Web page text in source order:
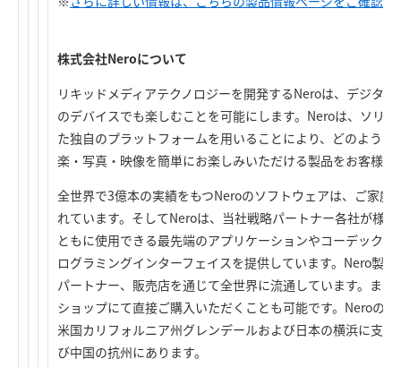
株式会社Neroについて
リキッドメディアテクノロジーを開発するNeroは、デジタ
のデバイスでも楽しむことを可能にします。Neroは、ソリ
た独自のプラットフォームを用いることにより、どのよう
楽・写真・映像を簡単にお楽しみいただける製品をお客様に
全世界で3億本の実績をもつNeroのソフトウェアは、ご家庭
れています。そしてNeroは、当社戦略パートナー各社が様
ともに使用できる最先端のアプリケーションやコーデック
ログラミングインターフェイスを提供しています。Nero製
パートナー、販売店を通じて全世界に流通しています。ま
ショップにて直接ご購入いただくことも可能です。Neroの
米国カリフォルニア州グレンデールおよび日本の横浜に支
び中国の抗州にあります。